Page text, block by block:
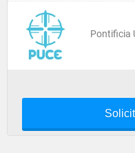
Pontificia